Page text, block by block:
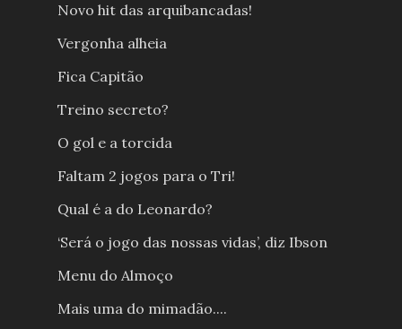
Novo hit das arquibancadas!
Vergonha alheia
Fica Capitão
Treino secreto?
O gol e a torcida
Faltam 2 jogos para o Tri!
Qual é a do Leonardo?
‘Será o jogo das nossas vidas’, diz Ibson
Menu do Almoço
Mais uma do mimadão....